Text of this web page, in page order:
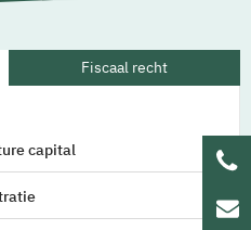
bij
Fiscaal recht
capital